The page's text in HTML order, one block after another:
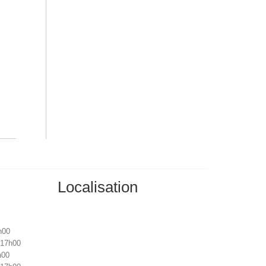
Localisation